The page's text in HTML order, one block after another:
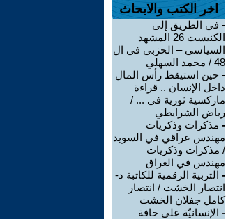
اخر الكتب والابحاث
- في الطريق إلى
الكنيست 26 المشهد
السياسي – الحزبي في ال
48 / محمد السهلي
- حين استيقظ رأس المال
داخل الإنسان .. قراءة
ماركسية ثورية في ... /
رياض الشرايطي
- مذكرات وذكريات
مهندس عراقي في السويد
/ مذكرات وذكريات
مهندس في العراق
- التربية الرقمية للكاتبة د-
انتصار الخشت / انتصار
كامل جفلان الخشت
- الإنسانيّة على حافة